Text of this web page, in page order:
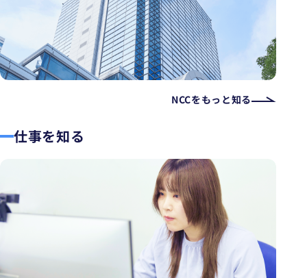
NCCをもっと知る
仕事を知る